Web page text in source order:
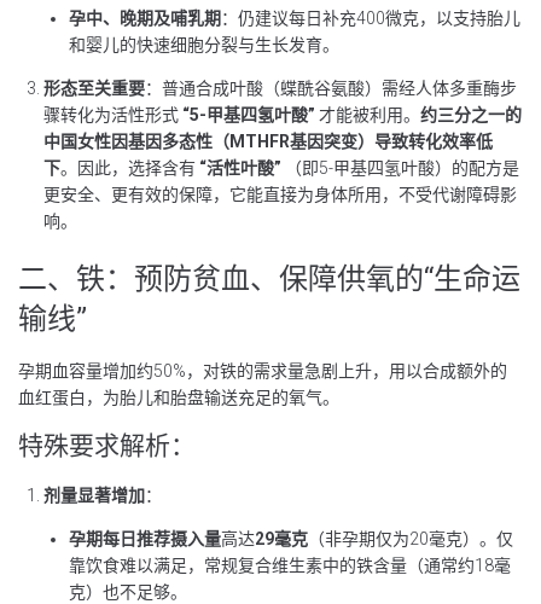
孕中、晚期及哺乳期 ：仍建议每日补充400微克，以支持胎儿
和婴儿的快速细胞分裂与生长发育。
形态至关重要：普通合成叶酸（蝶酰谷氨酸）需经人体多重酶步
骤转化为活性形式 “5-甲基四氢叶酸” 才能被利用。 约三分之一的
中国女性因基因多态性（MTHFR基因突变）导致转化效率低
下。因此，选择含有 “活性叶酸” （即5-甲基四氢叶酸）的配方是
更安全、更有效的保障，它能直接为身体所用，不受代谢障碍影
响。
二、铁：预防贫血、保障供氧的“生命运
输线”
孕期血容量增加约50%，对铁的需求量急剧上升，用以合成额外的
血红蛋白，为胎儿和胎盘输送充足的氧气。
特殊要求解析：
剂量显著增加：
孕期每日推荐摄入量高达29毫克 （非孕期仅为20毫克）。仅
靠饮食难以满足，常规复合维生素中的铁含量（通常约18毫
克）也不足够。